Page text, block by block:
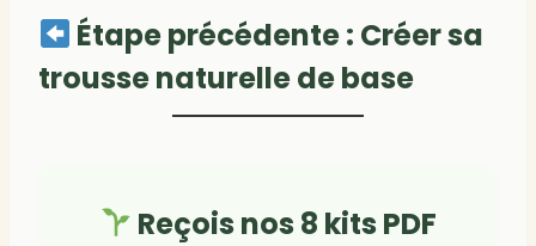
Étape précédente : Créer sa
trousse naturelle de base
Reçois nos 8 kits PDF